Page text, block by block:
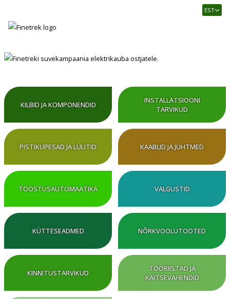
Usaldusväärne
ja
tööstusautomaatika
EST
KILBID JA KOMPONENDID
INSTALLATSIOONI
TARVIKUD
PISTIKUPESAD JA LÜLITID KAABLID JA JUHTMED
TÖÖSTUSAUTOMAATIKA VALGUSTID
KÜTTESEADMED NÕRKVOOLUTOOTED
KINNITUSTARVIKUD
TÖÖRIISTAD JA
KAITSEVAHENDID